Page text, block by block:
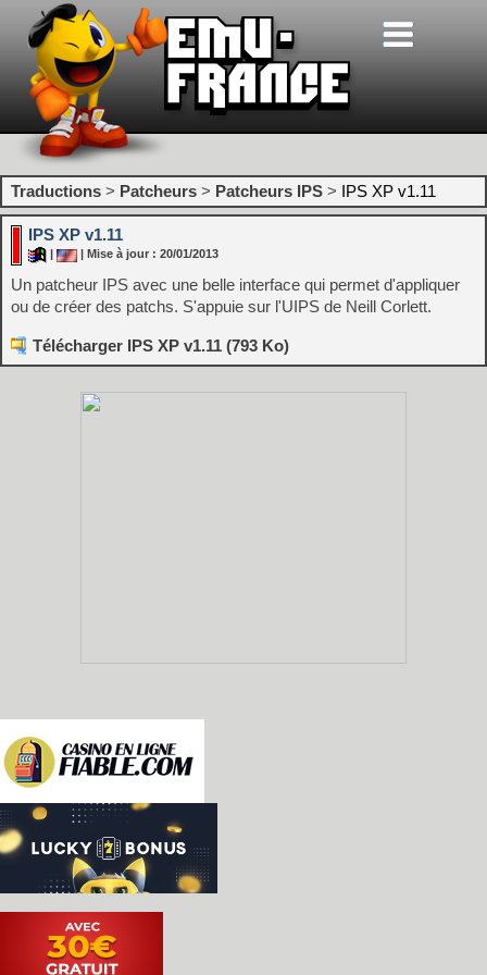
Traductions > Patcheurs > Patcheurs IPS > IPS XP v1.11
IPS XP v1.11
| Mise à jour : 20/01/2013
Un patcheur IPS avec une belle interface qui permet d'appliquer
ou de créer des patchs. S'appuie sur l'UIPS de Neill Corlett.
Télécharger IPS XP v1.11 (793 Ko)